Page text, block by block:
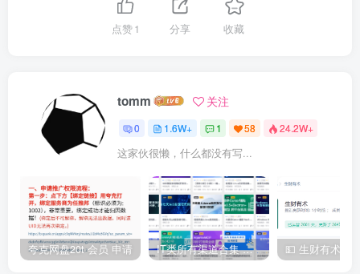
点赞1 分享 收藏
tomm 关注
0 1.6W+ 1 58 24.2W+
这家伙很懒，什么都没有写...
夸克网盘20t 会员 申请 IT类所有渠道合集 持续日更，目前近四千多条资源 年费用户微信私信获取权限